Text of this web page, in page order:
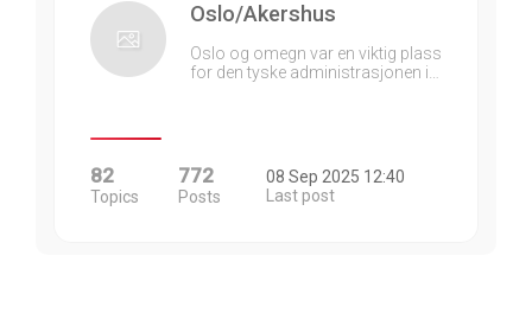
Oslo/Akershus
Oslo og omegn var en viktig plass
for den tyske administrasjonen i…
82
Topics
772
Posts
08 Sep 2025 12:40
Last post